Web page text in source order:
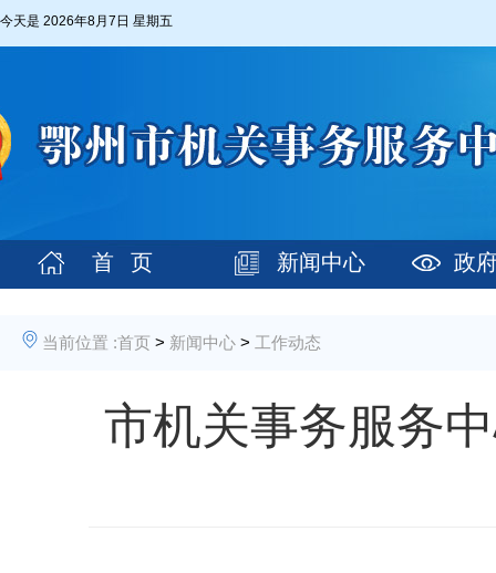
今天是 2026年8月7日 星期五
首 页 新闻中心 政
当前位置 :首页 > 新闻中心 > 工作动态
市机关事务服务